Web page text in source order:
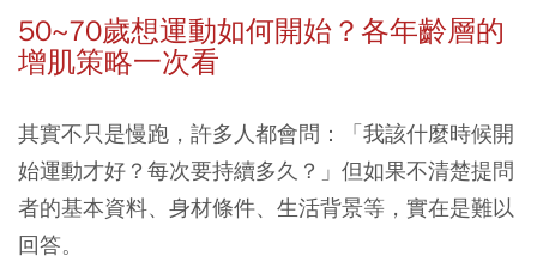
50~70歲想運動如何開始？各年齡層的
增肌策略一次看
其實不只是慢跑，許多人都會問：「我該什麼時候開
始運動才好？每次要持續多久？」但如果不清楚提問
者的基本資料、身材條件、生活背景等，實在是難以
回答。